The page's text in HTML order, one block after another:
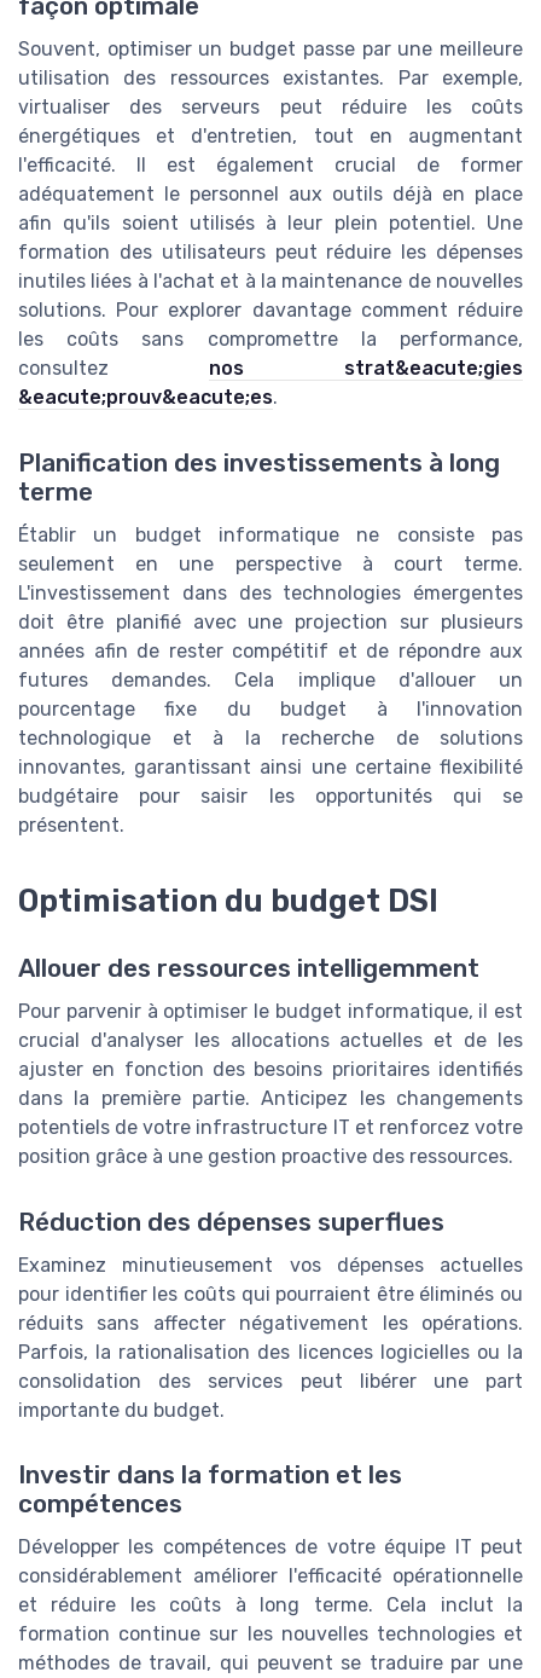
façon optimale
Souvent, optimiser un budget passe par une meilleure
utilisation des ressources existantes. Par exemple,
virtualiser des serveurs peut réduire les coûts
énergétiques et d'entretien, tout en augmentant
l'efficacité. Il est également crucial de former
adéquatement le personnel aux outils déjà en place
afin qu'ils soient utilisés à leur plein potentiel. Une
formation des utilisateurs peut réduire les dépenses
inutiles liées à l'achat et à la maintenance de nouvelles
solutions. Pour explorer davantage comment réduire
les coûts sans compromettre la performance,
consultez nos strat&eacute;gies
&eacute;prouv&eacute;es.
Planification des investissements à long
terme
Établir un budget informatique ne consiste pas
seulement en une perspective à court terme.
L'investissement dans des technologies émergentes
doit être planifié avec une projection sur plusieurs
années afin de rester compétitif et de répondre aux
futures demandes. Cela implique d'allouer un
pourcentage fixe du budget à l'innovation
technologique et à la recherche de solutions
innovantes, garantissant ainsi une certaine flexibilité
budgétaire pour saisir les opportunités qui se
présentent.
Optimisation du budget DSI
Allouer des ressources intelligemment
Pour parvenir à optimiser le budget informatique, il est
crucial d'analyser les allocations actuelles et de les
ajuster en fonction des besoins prioritaires identifiés
dans la première partie. Anticipez les changements
potentiels de votre infrastructure IT et renforcez votre
position grâce à une gestion proactive des ressources.
Réduction des dépenses superflues
Examinez minutieusement vos dépenses actuelles
pour identifier les coûts qui pourraient être éliminés ou
réduits sans affecter négativement les opérations.
Parfois, la rationalisation des licences logicielles ou la
consolidation des services peut libérer une part
importante du budget.
Investir dans la formation et les
compétences
Développer les compétences de votre équipe IT peut
considérablement améliorer l'efficacité opérationnelle
et réduire les coûts à long terme. Cela inclut la
formation continue sur les nouvelles technologies et
méthodes de travail, qui peuvent se traduire par une